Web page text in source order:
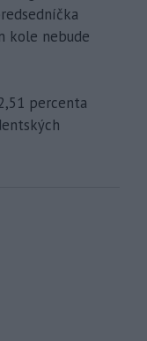
kole nebude
percenta